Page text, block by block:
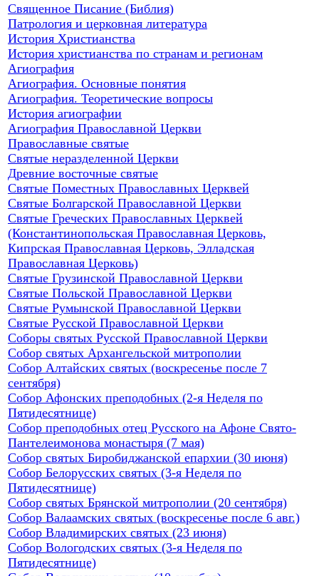
Священное Писание (Библия)
Патрология и церковная литература
История Христианства
История христианства по странам и регионам
Агиография
Агиография. Основные понятия
Агиография. Теоретические вопросы
История агиографии
Агиография Православной Церкви
Православные святые
Святые неразделенной Церкви
Древние восточные святые
Святые Поместных Православных Церквей
Святые Болгарской Православной Церкви
Святые Греческих Православных Церквей
(Константинопольская Православная Церковь,
Кипрская Православная Церковь, Элладская
Православная Церковь)
Святые Грузинской Православной Церкви
Святые Польской Православной Церкви
Святые Румынской Православной Церкви
Святые Русской Православной Церкви
Соборы святых Русской Православной Церкви
Собор святых Архангельской митрополии
Собор Алтайских святых (воскресенье после 7
сентября)
Собор Афонских преподобных (2-я Неделя по
Пятидесятнице)
Собор преподобных отец Русского на Афоне Свято-
Пантелеимонова монастыря (7 мая)
Собор святых Биробиджанской епархии (30 июня)
Собор Белорусских святых (3-я Неделя по
Пятидесятнице)
Собор святых Брянской митрополии (20 сентября)
Собор Валаамских святых (воскресенье после 6 авг.)
Собор Владимирских святых (23 июня)
Собор Вологодских святых (3-я Неделя по
Пятидесятнице)